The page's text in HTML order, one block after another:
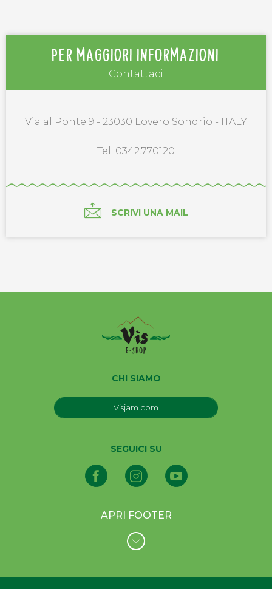
PER MAGGIORI INFORMAZIONI
Contattaci
Via al Ponte 9 - 23030 Lovero Sondrio - ITALY
Tel. 0342.770120
SCRIVI UNA MAIL
CHI SIAMO
Visjam.com
SEGUICI SU
APRI FOOTER